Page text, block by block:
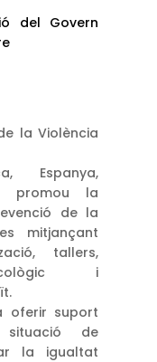
del Govern
la Violència
Espanya,
promou la
de la
mitjançant
tallers,
i
oferir suport
de
la igualtat